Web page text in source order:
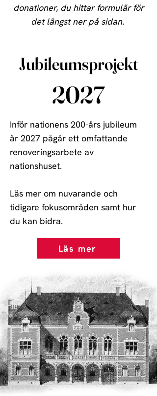
donationer, du hittar formulär för
det längst ner på sidan.
Jubileumsprojekt
2027
Inför nationens 200-års jubileum
år 2027 pågår ett omfattande
renoveringsarbete av
nationshuset.
Läs mer om nuvarande och
tidigare fokusområden samt hur
du kan bidra.
Läs mer